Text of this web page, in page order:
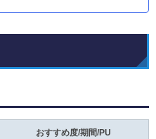
おすすめ度/期間/PU